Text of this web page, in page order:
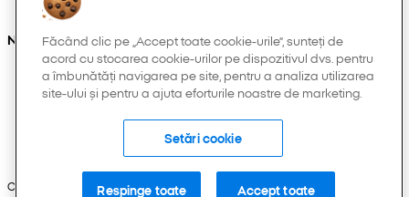
Altele
Ne găsești și pe:
Copyright © 2026 Pepco. Toate drepturile rezervate.
Făcând clic pe „Accept toate cookie-urile”, sunteți de
acord cu stocarea cookie-urilor pe dispozitivul dvs. pentru
a îmbunătăți navigarea pe site, pentru a analiza utilizarea
site-ului și pentru a ajuta eforturile noastre de marketing.
Setări cookie
Respinge toate Accept toate